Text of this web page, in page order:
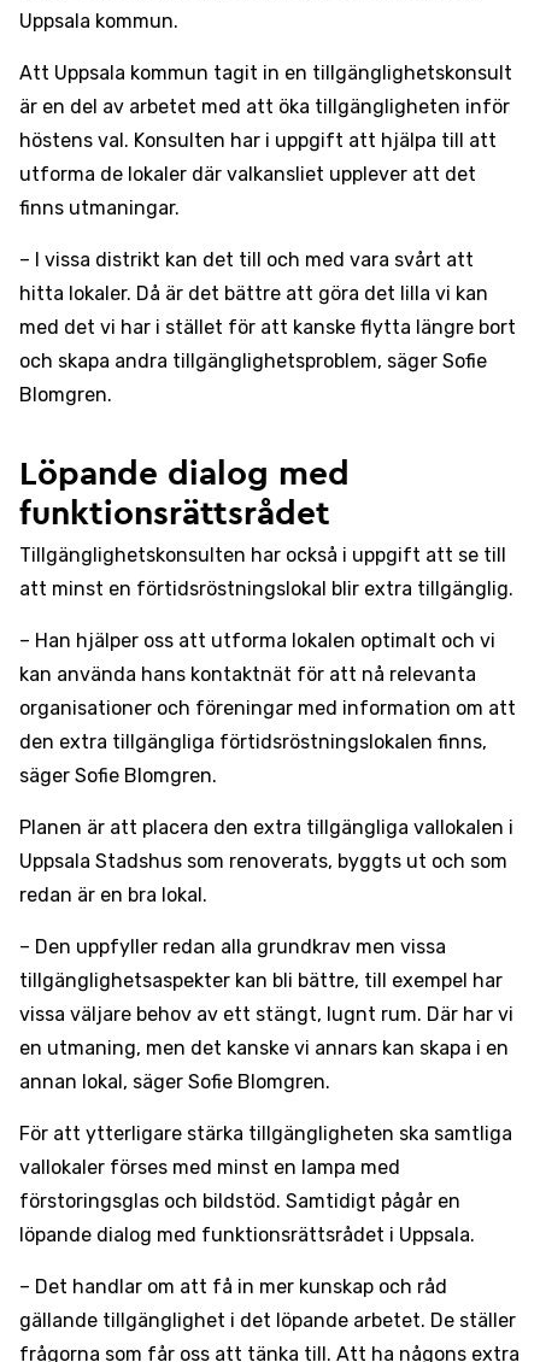
Uppsala kommun.
Att Uppsala kommun tagit in en tillgänglighetskonsult
är en del av arbetet med att öka tillgängligheten inför
höstens val. Konsulten har i uppgift att hjälpa till att
utforma de lokaler där valkansliet upplever att det
finns utmaningar.
– I vissa distrikt kan det till och med vara svårt att
hitta lokaler. Då är det bättre att göra det lilla vi kan
med det vi har i stället för att kanske flytta längre bort
och skapa andra tillgänglighetsproblem, säger Sofie
Blomgren.
Löpande dialog med
funktionsrättsrådet
Tillgänglighetskonsulten har också i uppgift att se till
att minst en förtidsröstningslokal blir extra tillgänglig.
– Han hjälper oss att utforma lokalen optimalt och vi
kan använda hans kontaktnät för att nå relevanta
organisationer och föreningar med information om att
den extra tillgängliga förtidsröstningslokalen finns,
säger Sofie Blomgren.
Planen är att placera den extra tillgängliga vallokalen i
Uppsala Stadshus som renoverats, byggts ut och som
redan är en bra lokal.
– Den uppfyller redan alla grundkrav men vissa
tillgänglighetsaspekter kan bli bättre, till exempel har
vissa väljare behov av ett stängt, lugnt rum. Där har vi
en utmaning, men det kanske vi annars kan skapa i en
annan lokal, säger Sofie Blomgren.
För att ytterligare stärka tillgängligheten ska samtliga
vallokaler förses med minst en lampa med
förstoringsglas och bildstöd. Samtidigt pågår en
löpande dialog med funktionsrättsrådet i Uppsala.
– Det handlar om att få in mer kunskap och råd
gällande tillgänglighet i det löpande arbetet. De ställer
frågorna som får oss att tänka till. Att ha någons extra